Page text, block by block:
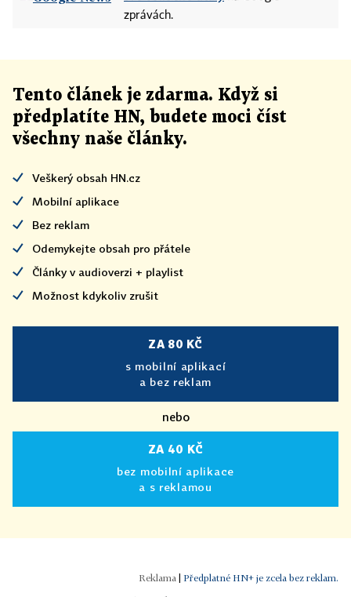
zprávách.
Tento článek je zdarma. Když si
předplatíte HN, budete moci číst
všechny naše články.
Veškerý obsah HN.cz
Mobilní aplikace
Bez reklam
Odemykejte obsah pro přátele
Články v audioverzi + playlist
Možnost kdykoliv zrušit
ZA 80 KČ
s mobilní aplikací
a bez reklam
nebo
ZA 40 KČ
bez mobilní aplikace
a s reklamou
Předplatné HN+ je zcela bez reklam.